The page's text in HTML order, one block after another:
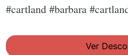
#cartland #barbara
Ver